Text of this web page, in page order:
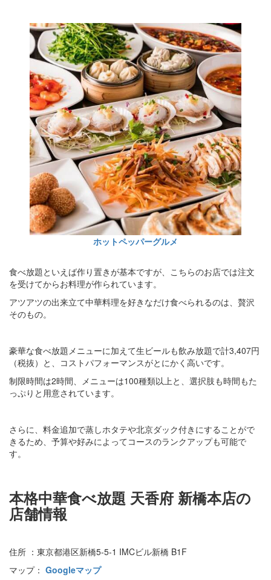
ホットペッパーグルメ
食べ放題といえば作り置きが基本ですが、こちらのお店では注文
を受けてからお料理が作られています。
アツアツの出来立て中華料理を好きなだけ食べられるのは、贅沢
そのもの。
豪華な食べ放題メニューに加えて生ビールも飲み放題で計3,407円
（税抜）と、コストパフォーマンスがとにかく高いです。
制限時間は2時間、メニューは100種類以上と、選択肢も時間もた
っぷりと用意されています。
さらに、料金追加で蒸しホタテや北京ダック付きにすることがで
きるため、予算や好みによってコースのランクアップも可能で
す。
本格中華食べ放題 天香府 新橋本店の
店舗情報
住所 ：東京都港区新橋5-5-1 IMCビル新橋 B1F
マップ： Googleマップ